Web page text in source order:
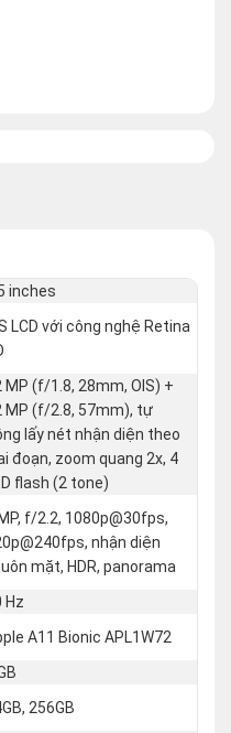
inches
LCD với công nghệ Retina
MP (f/1.8, 28mm, OIS) +
MP (f/2.8, 57mm), tự
lấy nét nhận diện theo
đoạn, zoom quang 2x, 4
flash (2 tone)
f/2.2, 1080p@30fps,
nhận diện
mặt, HDR, panorama
Hz
A11 Bionic APL1W72
256GB